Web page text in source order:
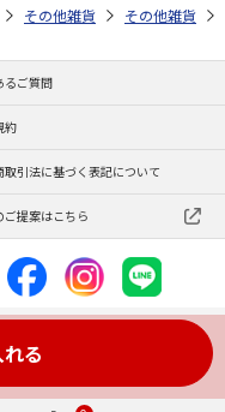
る
その他雑貨 その他雑貨
るご質問
約
取引法に基づく表記について
ご提案はこちら